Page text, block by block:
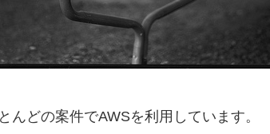
んどの案件でAWSを利用しています。